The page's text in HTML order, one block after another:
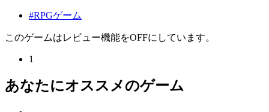
#RPGゲーム
このゲームはレビュー機能をOFFにしています。
1
あなたにオススメのゲーム